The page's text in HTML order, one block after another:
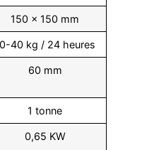
150 × 150 mm
40 kg / 24 heures
60 mm
1 tonne
0,65 KW